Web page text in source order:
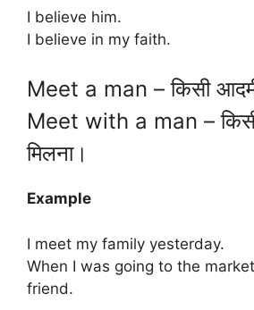
I believe him.
I believe in my faith.
Meet a man – किसी
Meet with a man –
मिलना।
Example
I meet my family yesterday.
When I was going to the
friend.